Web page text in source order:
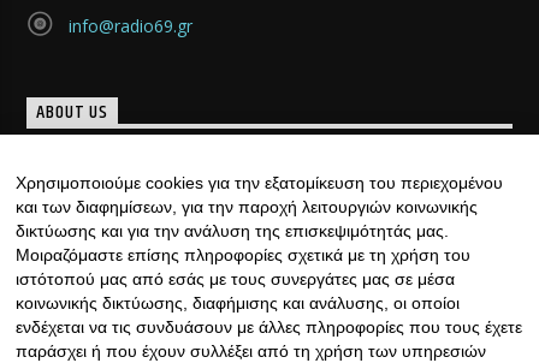
info@radio69.gr
ABOUT US
«γεννήθηκε», με υπογραφή… ιδιαίτερη. Κάθε μέρα, ......
Discover more
Χρησιμοποιούμε cookies για την εξατομίκευση του περιεχομένου
και των διαφημίσεων, για την παροχή λειτουργιών κοινωνικής
δικτύωσης και για την ανάλυση της επισκεψιμότητάς μας.
Μοιραζόμαστε επίσης πληροφορίες σχετικά με τη χρήση του
ιστότοπού μας από εσάς με τους συνεργάτες μας σε μέσα
κοινωνικής δικτύωσης, διαφήμισης και ανάλυσης, οι οποίοι
ενδέχεται να τις συνδυάσουν με άλλες πληροφορίες που τους έχετε
παράσχει ή που έχουν συλλέξει από τη χρήση των υπηρεσιών